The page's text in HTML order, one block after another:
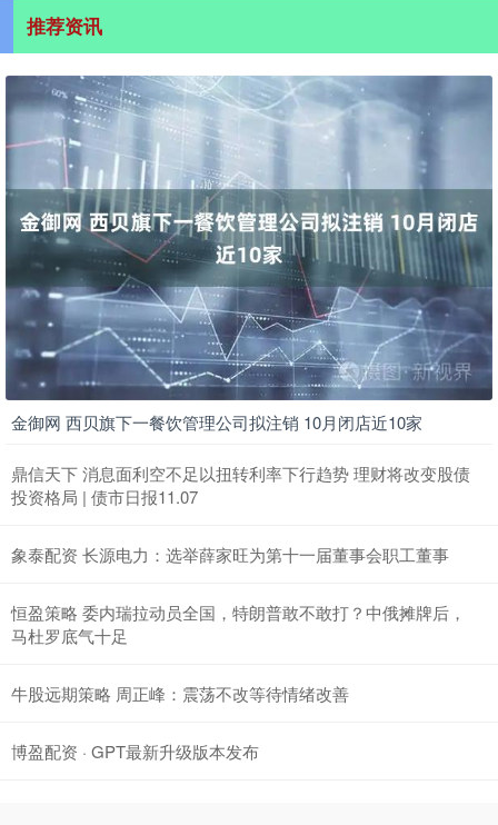
推荐资讯
金御网 西贝旗下一餐饮管理公司拟注销 10月闭店近10家
鼎信天下 消息面利空不足以扭转利率下行趋势 理财将改变股债
投资格局 | 债市日报11.07
象泰配资 长源电力：选举薛家旺为第十一届董事会职工董事
恒盈策略 委内瑞拉动员全国，特朗普敢不敢打？中俄摊牌后，
马杜罗底气十足
牛股远期策略 周正峰：震荡不改等待情绪改善
博盈配资 · GPT最新升级版本发布